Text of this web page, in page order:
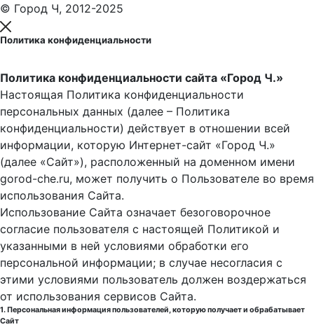
© Город Ч, 2012-2025
Политика конфиденциальности
Политика конфиденциальности сайта «Город Ч.»
Настоящая Политика конфиденциальности
персональных данных (далее – Политика
конфиденциальности) действует в отношении всей
информации, которую Интернет-сайт «Город Ч.»
(далее «Сайт»), расположенный на доменном имени
gorod-che.ru, может получить о Пользователе во время
использования Cайта.
Использование Сайта означает безоговорочное
согласие пользователя с настоящей Политикой и
указанными в ней условиями обработки его
персональной информации; в случае несогласия с
этими условиями пользователь должен воздержаться
от использования сервисов Сайта.
1. Персональная информация пользователей, которую получает и обрабатывает
Сайт